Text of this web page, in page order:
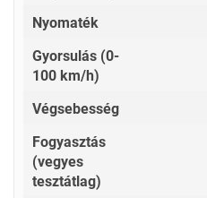
Nyomaték
Gyorsulás (0-
100 km/h)
Végsebesség
Fogyasztás
(vegyes
tesztátlag)